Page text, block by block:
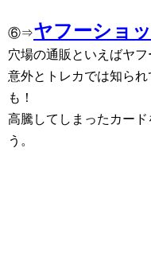
⑥⇒ヤフーショ
穴場の通販といえばヤフ
意外とトレカでは知ら
も！
高騰してしまったカー
う。